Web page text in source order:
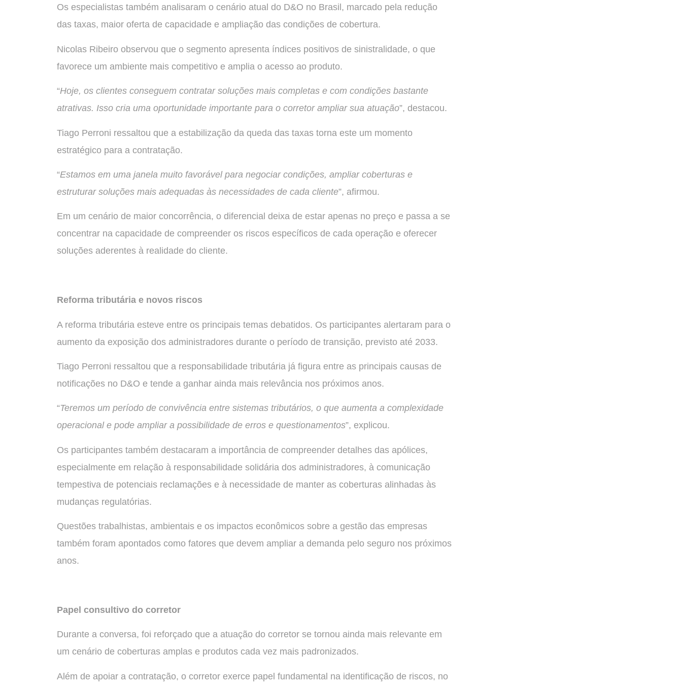
Os especialistas também analisaram o cenário atual do D&O no Brasil, marcado pela redução
das taxas, maior oferta de capacidade e ampliação das condições de cobertura.
Nicolas Ribeiro observou que o segmento apresenta índices positivos de sinistralidade, o que
favorece um ambiente mais competitivo e amplia o acesso ao produto.
“Hoje, os clientes conseguem contratar soluções mais completas e com condições bastante
atrativas. Isso cria uma oportunidade importante para o corretor ampliar sua atuação”, destacou.
Tiago Perroni ressaltou que a estabilização da queda das taxas torna este um momento
estratégico para a contratação.
“Estamos em uma janela muito favorável para negociar condições, ampliar coberturas e
estruturar soluções mais adequadas às necessidades de cada cliente”, afirmou.
Em um cenário de maior concorrência, o diferencial deixa de estar apenas no preço e passa a se
concentrar na capacidade de compreender os riscos específicos de cada operação e oferecer
soluções aderentes à realidade do cliente.
Reforma tributária e novos riscos
A reforma tributária esteve entre os principais temas debatidos. Os participantes alertaram para o
aumento da exposição dos administradores durante o período de transição, previsto até 2033.
Tiago Perroni ressaltou que a responsabilidade tributária já figura entre as principais causas de
notificações no D&O e tende a ganhar ainda mais relevância nos próximos anos.
“Teremos um período de convivência entre sistemas tributários, o que aumenta a complexidade
operacional e pode ampliar a possibilidade de erros e questionamentos”, explicou.
Os participantes também destacaram a importância de compreender detalhes das apólices,
especialmente em relação à responsabilidade solidária dos administradores, à comunicação
tempestiva de potenciais reclamações e à necessidade de manter as coberturas alinhadas às
mudanças regulatórias.
Questões trabalhistas, ambientais e os impactos econômicos sobre a gestão das empresas
também foram apontados como fatores que devem ampliar a demanda pelo seguro nos próximos
anos.
Papel consultivo do corretor
Durante a conversa, foi reforçado que a atuação do corretor se tornou ainda mais relevante em
um cenário de coberturas amplas e produtos cada vez mais padronizados.
Além de apoiar a contratação, o corretor exerce papel fundamental na identificação de riscos, no